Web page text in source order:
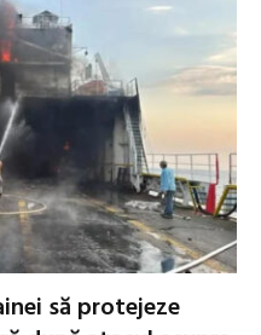
să protejeze